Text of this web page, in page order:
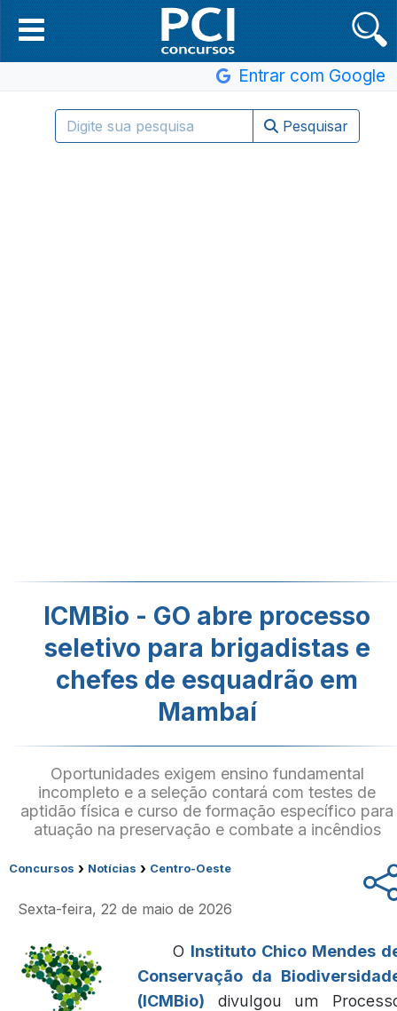
Entrar com Google
Pesquisar
ICMBio - GO abre processo
seletivo para brigadistas e
chefes de esquadrão em
Mambaí
Oportunidades exigem ensino fundamental
incompleto e a seleção contará com testes de
aptidão física e curso de formação específico para
atuação na preservação e combate a incêndios
Concursos › Notícias › Centro-Oeste
Sexta-feira, 22 de maio de 2026
O Instituto Chico Mendes
Conservação da
(ICMBio) divulgou um